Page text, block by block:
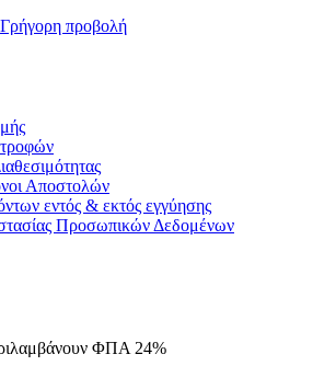
Γρήγορη προβολή
Αποστολών
εντός & εκτός εγγύησης
Προσωπικών Δεδομένων
ΦΠΑ 24%